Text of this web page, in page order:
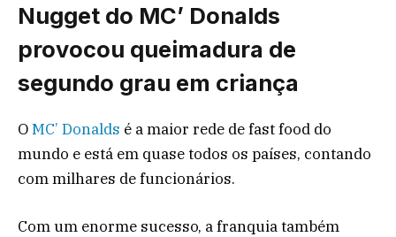
Nugget do MC’ Donalds
provocou queimadura de
segundo grau em criança
OMC’ Donalds é a maior rede de fast food do
mundo e está em quase todos os países, contando
com milhares de funcionários.
Com um enorme sucesso, a franquia também